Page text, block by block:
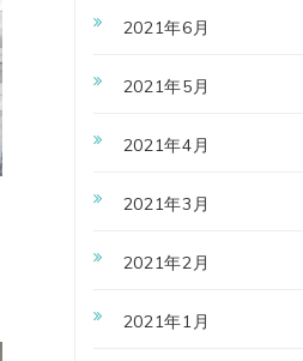
2021年6月
2021年5月
2021年4月
2021年3月
2021年2月
2021年1月